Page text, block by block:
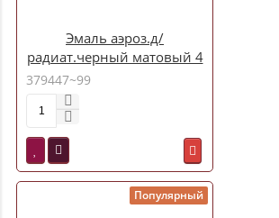
Эмаль аэроз.д/
радиат.черный матовый 4
379447~99
Популярный